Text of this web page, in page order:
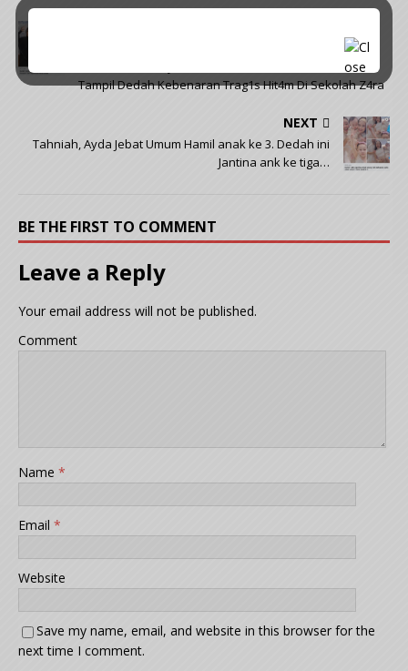
“Bukan Sekali, Tapi 5 Kali Dia Buat…! – “Pihak Sekolah
Membisu,Akhirnya Ustazah Sekolah Aruwah Zara
Tampil Dedah Kebenaran Trag1s Hit4m Di Sekolah Z4ra
NEXT
Tahniah, Ayda Jebat Umum Hamil anak ke 3. Dedah ini
Jantina ank ke tiga…
BE THE FIRST TO COMMENT
Leave a Reply
Your email address will not be published.
Comment
Name *
Email *
Website
Save my name, email, and website in this browser for the
next time I comment.